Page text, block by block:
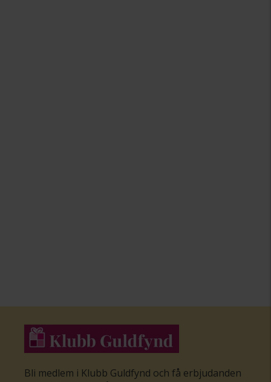
Bli medlem i Klubb Guldfynd och få erbjudanden